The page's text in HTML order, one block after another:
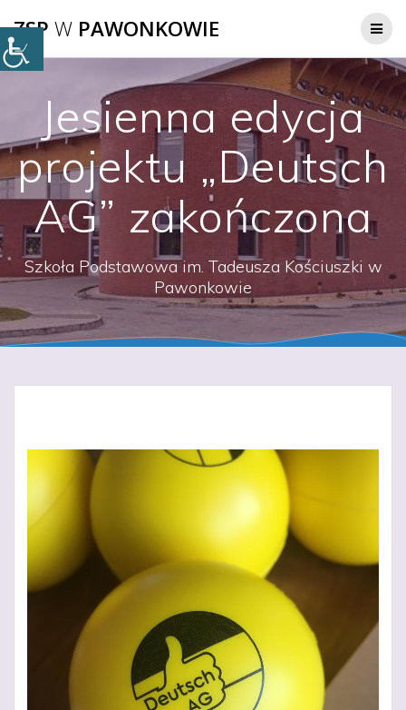
do
ZSP W PAWONKOWIE
Jesienna edycja
projektu „Deutsch
AG” zakończona
Szkoła Podstawowa im. Tadeusza Kościuszki w
Pawonkowie